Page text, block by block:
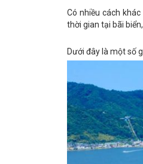
Có nhiều cách
thời gian tại bãi
Dưới đây là một số